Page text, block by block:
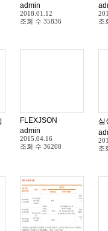
admin
2018.01.12
조회 수 35836
조
확인 조회 하는 방법
FLEXJSON
admin
2015.04.16
조회 수 36208
삼
조